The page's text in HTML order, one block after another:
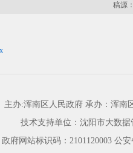
稿源
主办:浑南区人民政府 承办：浑
技术支持单位：沈阳市大数
政府网站标识码：2101120003 公安